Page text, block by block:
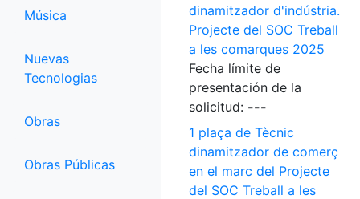
Música
Nuevas
Tecnologias
Obras
Obras Públicas
dinamitzador d'indústria.
Projecte del SOC Treball
a les comarques 2025
Fecha límite de
presentación de la
solicitud: ---
1 plaça de Tècnic
dinamitzador de comerç
en el marc del Projecte
del SOC Treball a les